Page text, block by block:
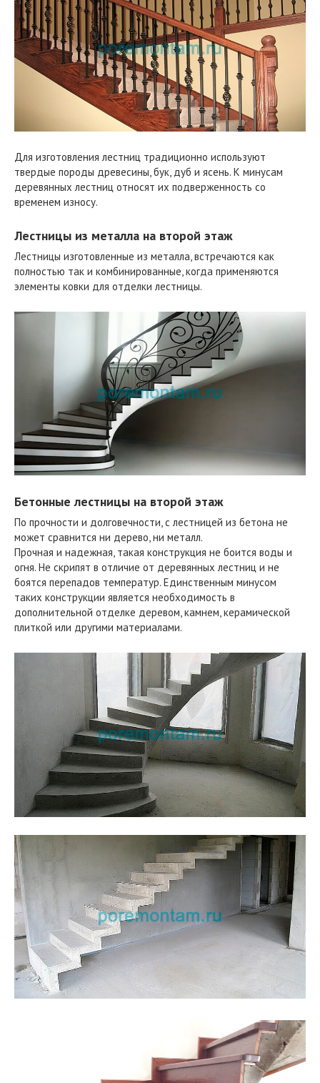
Для изготовления лестниц традиционно используют
твердые породы древесины, бук, дуб и ясень. К минусам
деревянных лестниц относят их подверженность со
временем износу.
Лестницы из металла на второй этаж
Лестницы изготовленные из металла, встречаются как
полностью так и комбинированные, когда применяются
элементы ковки для отделки лестницы.
Бетонные лестницы на второй этаж
По прочности и долговечности, с лестницей из бетона не
может сравнится ни дерево, ни металл.
Прочная и надежная, такая конструкция не боится воды и
огня. Не скрипят в отличие от деревянных лестниц и не
боятся перепадов температур. Единственным минусом
таких конструкции является необходимость в
дополнительной отделке деревом, камнем, керамической
плиткой или другими материалами.